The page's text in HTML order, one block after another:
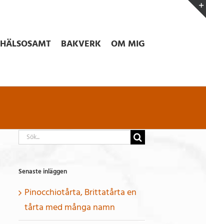
HÄLSOSAMT BAKVERK OM MIG
Sök
Senaste inläggen
Pinocchiotårta, Brittatårta en
tårta med många namn